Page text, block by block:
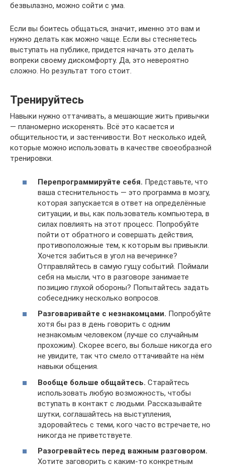
безвылазно, можно сойти с ума.
Если вы боитесь общаться, значит, именно это вам и
нужно делать как можно чаще. Если вы стесняетесь
выступать на публике, придется начать это делать
вопреки своему дискомфорту. Да, это невероятно
сложно. Но результат того стоит.
Тренируйтесь
Навыки нужно оттачивать, а мешающие жить привычки
— планомерно искоренять. Всё это касается и
общительности, и застенчивости. Вот несколько идей,
которые можно использовать в качестве своеобразной
тренировки.
Перепрограммируйте себя. Представьте, что
ваша стеснительность — это программа в мозгу,
которая запускается в ответ на определённые
ситуации, и вы, как пользователь компьютера, в
силах повлиять на этот процесс. Попробуйте
пойти от обратного и совершать действия,
противоположные тем, к которым вы привыкли.
Хочется забиться в угол на вечеринке?
Отправляйтесь в самую гущу событий. Поймали
себя на мысли, что в разговоре занимаете
позицию глухой обороны? Попытайтесь задать
собеседнику несколько вопросов.
Разговаривайте с незнакомцами. Попробуйте
хотя бы раз в день говорить с одним
незнакомым человеком (лучше со случайным
прохожим). Скорее всего, вы больше никогда его
не увидите, так что смело оттачивайте на нём
навыки общения.
Вообще больше общайтесь. Старайтесь
использовать любую возможность, чтобы
вступать в контакт с людьми. Рассказывайте
шутки, соглашайтесь на выступления,
здоровайтесь с теми, кого часто встречаете, но
никогда не приветствуете.
Разогревайтесь перед важным разговором.
Хотите заговорить с каким-то конкретным